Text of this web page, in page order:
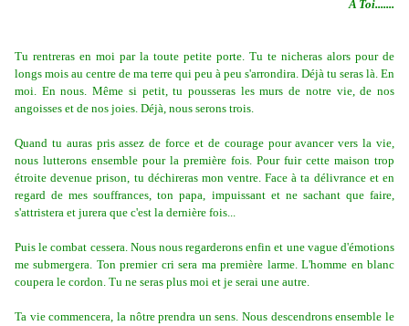
A Toi.......
Tu rentreras en moi par la toute petite porte. Tu te nicheras alors pour de
longs mois au centre de ma terre qui peu à peu s'arrondira. Déjà tu seras là. En
moi. En nous. Même si petit, tu pousseras les murs de notre vie, de nos
angoisses et de nos joies. Déjà, nous serons trois.
Quand tu auras pris assez de force et de courage pour avancer vers la vie,
nous lutterons ensemble pour la première fois. Pour fuir cette maison trop
étroite devenue prison, tu déchireras mon ventre. Face à ta délivrance et en
regard de mes souffrances, ton papa, impuissant et ne sachant que faire,
s'attristera et jurera que c'est la dernière fois...
Puis le combat cessera. Nous nous regarderons enfin et une vague d'émotions
me submergera. Ton premier cri sera ma première larme. L'homme en blanc
coupera le cordon. Tu ne seras plus moi et je serai une autre.
Ta vie commencera, la nôtre prendra un sens. Nous descendrons ensemble le